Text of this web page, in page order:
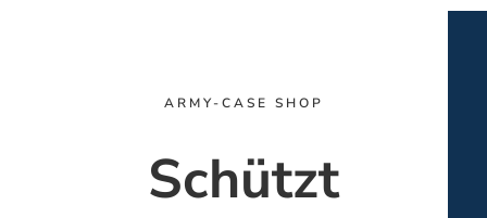
ARMY-CASE SHOP
Schützt